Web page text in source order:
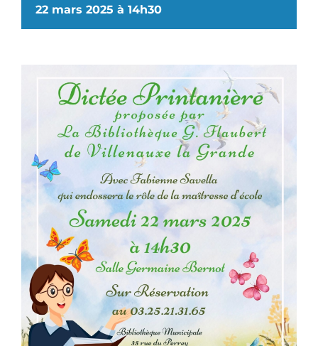
22 mars 2025 à 14h30